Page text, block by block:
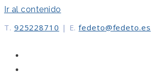
Ir al contenido
T. 925228710 | E. fedeto@fedeto.es